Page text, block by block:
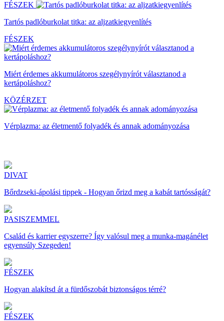
FÉSZEK
Tartós padlóburkolat titka: az aljzatkiegyenlítés
FÉSZEK
Miért érdemes akkumulátoros szegélynyírót választanod a
kertápoláshoz?
KÖZÉRZET
Vérplazma: az életmentő folyadék és annak adományozása
DIVAT
Bőrdzseki-ápolási tippek - Hogyan őrizd meg a kabát tartósságát?
PASISZEMMEL
Család és karrier egyszerre? Így valósul meg a munka-magánélet
egyensúly Szegeden!
FÉSZEK
Hogyan alakítsd át a fürdőszobát biztonságos térré?
FÉSZEK